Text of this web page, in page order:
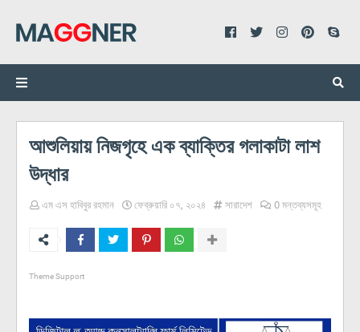
আশুলিয়ায় নিজগৃহে এক ব্যাক্তির গলাকাটা লাশ
উদ্ধার
এম এস হাবিবুর রহমান ফেব্রুয়ারি ০৭, ২০২৪ সারাদেশ 0 মন্তব্যসমূহ
Theme Support